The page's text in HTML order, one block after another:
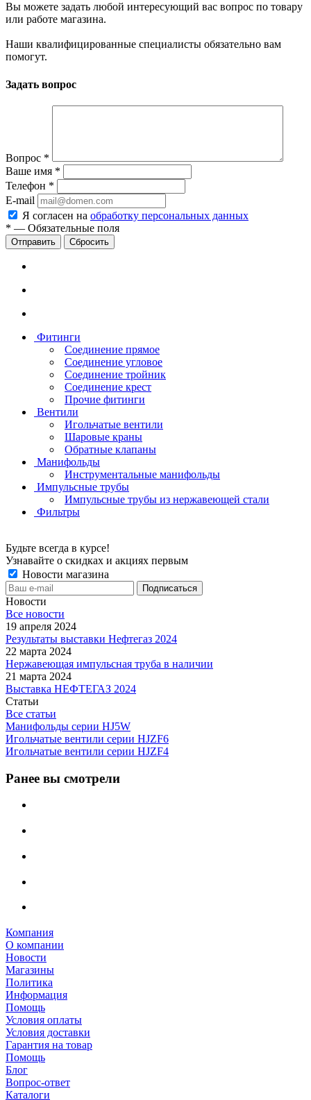
Вы можете задать любой интересующий вас вопрос по товару
или работе магазина.
Наши квалифицированные специалисты обязательно вам
помогут.
Задать вопрос
Вопрос *
Ваше имя *
Телефон *
E-mail
Я согласен на обработку персональных данных
* — Обязательные поля
Сбросить
Фитинги
Соединение прямое
Соединение угловое
Соединение тройник
Соединение крест
Прочие фитинги
Вентили
Игольчатые вентили
Шаровые краны
Обратные клапаны
Манифольды
Инструментальные манифольды
Импульсные трубы
Импульсные трубы из нержавеющей стали
Фильтры
Будьте всегда в курсе!
Узнавайте о скидках и акциях первым
Новости магазина
Новости
Все новости
19 апреля 2024
Результаты выставки Нефтегаз 2024
22 марта 2024
Нержавеющая импульсная труба в наличии
21 марта 2024
Выставка НЕФТЕГАЗ 2024
Статьи
Все статьи
Манифольды серии HJ5W
Игольчатые вентили серии HJZF6
Игольчатые вентили серии HJZF4
Ранее вы смотрели
Компания
О компании
Новости
Магазины
Политика
Информация
Помощь
Условия оплаты
Условия доставки
Гарантия на товар
Помощь
Блог
Вопрос-ответ
Каталоги